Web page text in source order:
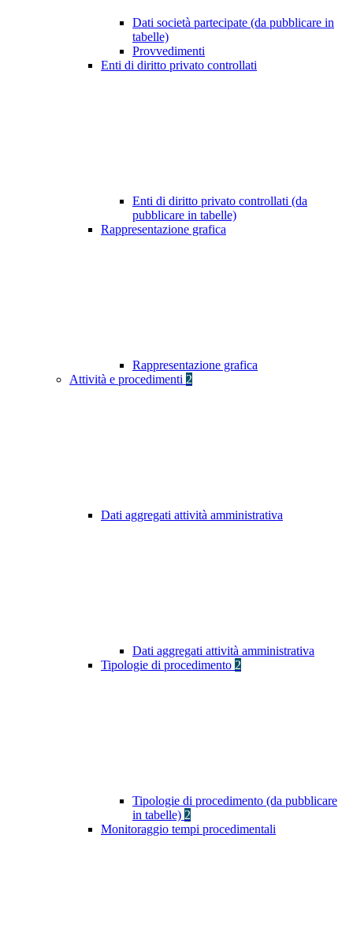
Dati società partecipate (da pubblicare in
tabelle)
Provvedimenti
Enti di diritto privato controllati
Enti di diritto privato controllati (da
pubblicare in tabelle)
Rappresentazione grafica
Rappresentazione grafica
Attività e procedimenti 2
Dati aggregati attività amministrativa
Dati aggregati attività amministrativa
Tipologie di procedimento 2
Tipologie di procedimento (da pubblicare
in tabelle) 2
Monitoraggio tempi procedimentali